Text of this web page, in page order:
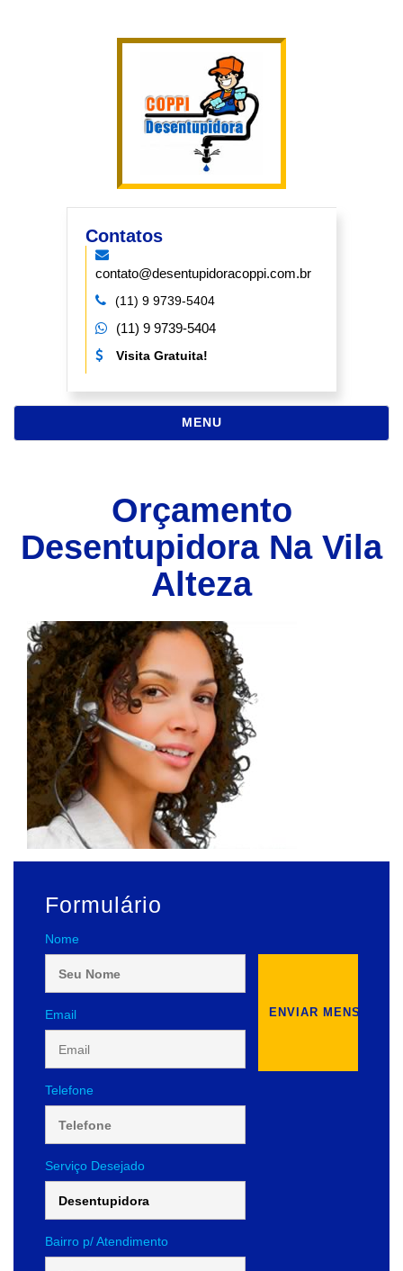
Contatos
contato@desentupidoracoppi.com.br
(11) 9 9739-5404
(11) 9 9739-5404
Visita Gratuita!
MENUNAVEGAÇÃO
Orçamento
Desentupidora Na Vila
Alteza
Formulário
Nome
Email
Telefone
Serviço Desejado
Bairro p/ Atendimento